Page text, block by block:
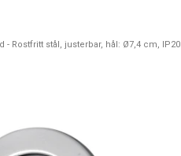
- Rostfritt stål, justerbar, hål: Ø7,4 cm, IP20